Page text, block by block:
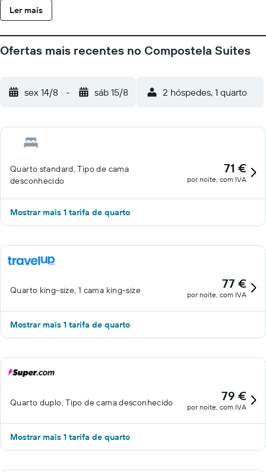
roupa de cama. Os quartos também incluem casas de banho
privadas de luxo com mobiliário moderno e amenidades
premium. Este é um hotel para não fumadores que não permite
animais de estimação.
Ler mais
Ofertas mais recentes no Compostela Suites
sex 14/8 - sáb 15/8 2 hóspedes, 1 quarto
Quarto standard, Tipo de cama
desconhecido
71 €
por noite, com IVA
Mostrar mais 1 tarifa de quarto
Quarto king-size, 1 cama king-size 77 €
por noite, com IVA
Mostrar mais 1 tarifa de quarto
Quarto duplo, Tipo de cama desconhecido 79 €
por noite, com IVA
Mostrar mais 1 tarifa de quarto